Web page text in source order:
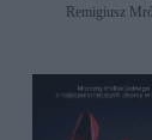
Remigiusz